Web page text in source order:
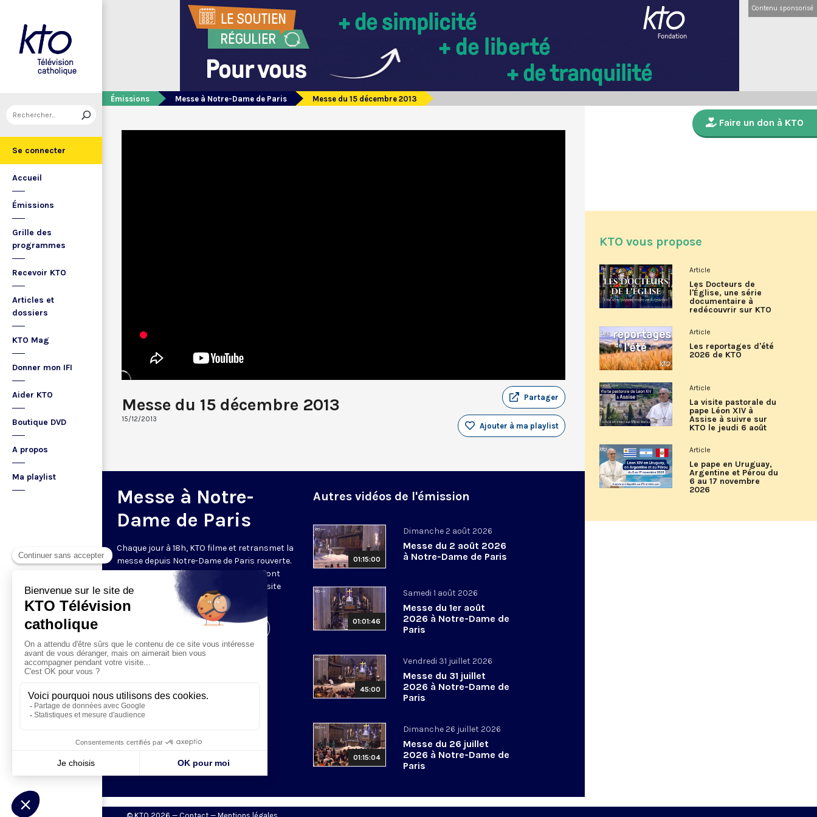
Se connecter
Accueil
Émissions
Grille des
programmes
Recevoir KTO
Articles et
dossiers
KTO Mag
Donner mon IFI
Aider KTO
Boutique DVD
A propos
Ma playlist
Contenu sponsorisé
Émissions Messe à Notre-Dame de Paris Messe du 15 décembre 2013
Messe du 15 décembre 2013
15/12/2013
Partager
Ajouter à ma playlist
Messe à Notre-
Dame de Paris
Chaque jour à 18h, KTO filme et retransmet la
messe depuis Notre-Dame de Paris rouverte.
Les textes des Vêpres et de la messe sont
presque toujours ceux qu’indiquent le site
Visiter la page de l'émission
Autres vidéos de l'émission
01:15:00
Dimanche 2 août 2026
Messe du 2 août 2026
à Notre-Dame de Paris
01:01:46
Samedi 1 août 2026
Messe du 1er août
2026 à Notre-Dame de
Paris
45:00
Vendredi 31 juillet 2026
Messe du 31 juillet
2026 à Notre-Dame de
Paris
01:15:04
Dimanche 26 juillet 2026
Messe du 26 juillet
2026 à Notre-Dame de
Paris
Faire un don à KTO
KTO vous propose
Article
Les Docteurs de
l'Église, une série
documentaire à
redécouvrir sur KTO
Article
Les reportages d'été
2026 de KTO
Article
La visite pastorale du
pape Léon XIV à
Assise à suivre sur
KTO le jeudi 6 août
Article
Le pape en Uruguay,
Argentine et Pérou du
6 au 17 novembre
2026